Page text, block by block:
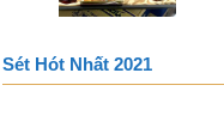
Sét Hót Nhất 2021